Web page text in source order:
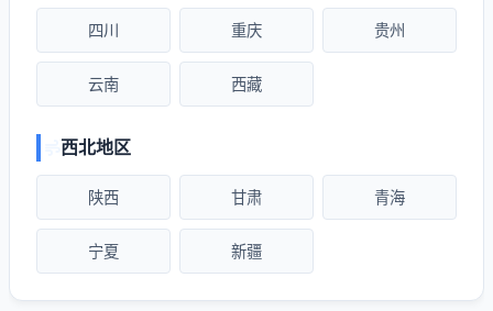
四川 重庆 贵州
云南 西藏
西北地区
陕西 甘肃 青海
宁夏 新疆